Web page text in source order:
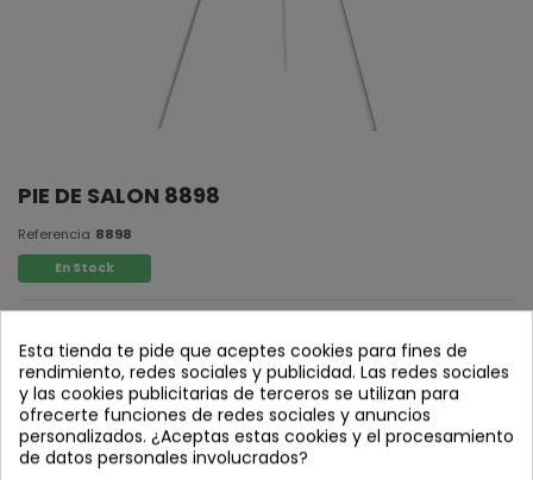
PIE DE SALON 8898
Referencia 8898
En Stock
Acero pintado blanco,
plateado y acrílico
1 x E27 (bombilla no incluida)
Diámetro 66 x (H145) cm
Esta tienda te pide que aceptes cookies para fines de
rendimiento, redes sociales y publicidad. Las redes sociales
y las cookies publicitarias de terceros se utilizan para
ofrecerte funciones de redes sociales y anuncios
personalizados. ¿Aceptas estas cookies y el procesamiento
de datos personales involucrados?